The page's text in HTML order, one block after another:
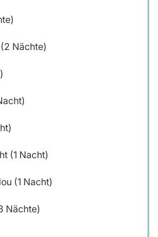
Nächte)
(1 Nacht)
(1 Nacht)
Nächte)